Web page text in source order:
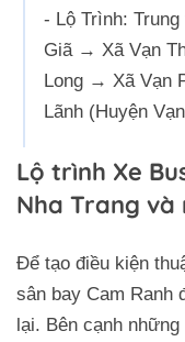
- Lộ Trình:
Giã → Xã Vạn
Long → Xã Vạn
Lãnh (Huyện
Lộ trình Xe
Nha Trang và
Để tạo điều kiện
sân bay Cam Ranh
lại. Bên cạnh